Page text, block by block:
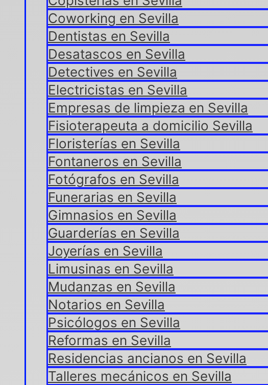
Coworking en Sevilla
Dentistas en Sevilla
Desatascos en Sevilla
Detectives en Sevilla
Electricistas en Sevilla
Empresas de limpieza en Sevilla
Fisioterapeuta a domicilio Sevilla
Floristerías en Sevilla
Fontaneros en Sevilla
Fotógrafos en Sevilla
Funerarias en Sevilla
Gimnasios en Sevilla
Guarderías en Sevilla
Joyerías en Sevilla
Limusinas en Sevilla
Mudanzas en Sevilla
Notarios en Sevilla
Psicólogos en Sevilla
Reformas en Sevilla
Residencias ancianos en Sevilla
Talleres mecánicos en Sevilla